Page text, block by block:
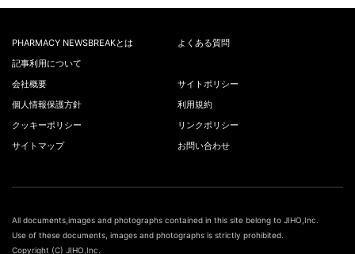
PHARMACY NEWSBREAKとは
よくある質問
記事利用について
会社概要
サイトポリシー
個人情報保護方針
利用規約
クッキーポリシー
リンクポリシー
サイトマップ
お問い合わせ
All documents,images and photographs contained in this site belong to JIHO,Inc.
Use of these documents, images and photographs is strictly prohibited.
Copyright (C) JIHO,Inc.